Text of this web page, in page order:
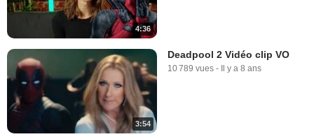
4:36
3:54
Deadpool 2 Vidéo clip VO
10 789 vues - Il y a 8 ans